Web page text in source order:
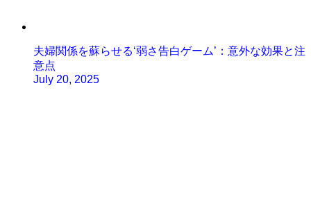
夫婦関係を蘇らせる‘弱さ告白ゲーム’：意外な効果と注
意点
July 20, 2025